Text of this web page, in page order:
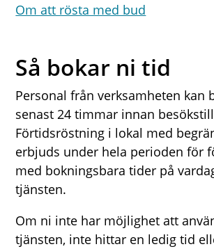
Om att rösta med bud
Så bokar ni tid
Personal från verksamheten kan
senast 24 timmar innan
Förtidsröstning i lokal med
erbjuds under hela perioden för
med bokningsbara tider på
tjänsten.
Om ni inte har möjlighet att
tjänsten, inte hittar en ledig tid